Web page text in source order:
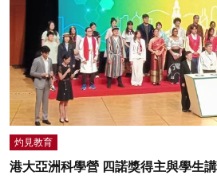
灼見教育
港大亞洲科學營 四諾獎得主與學生